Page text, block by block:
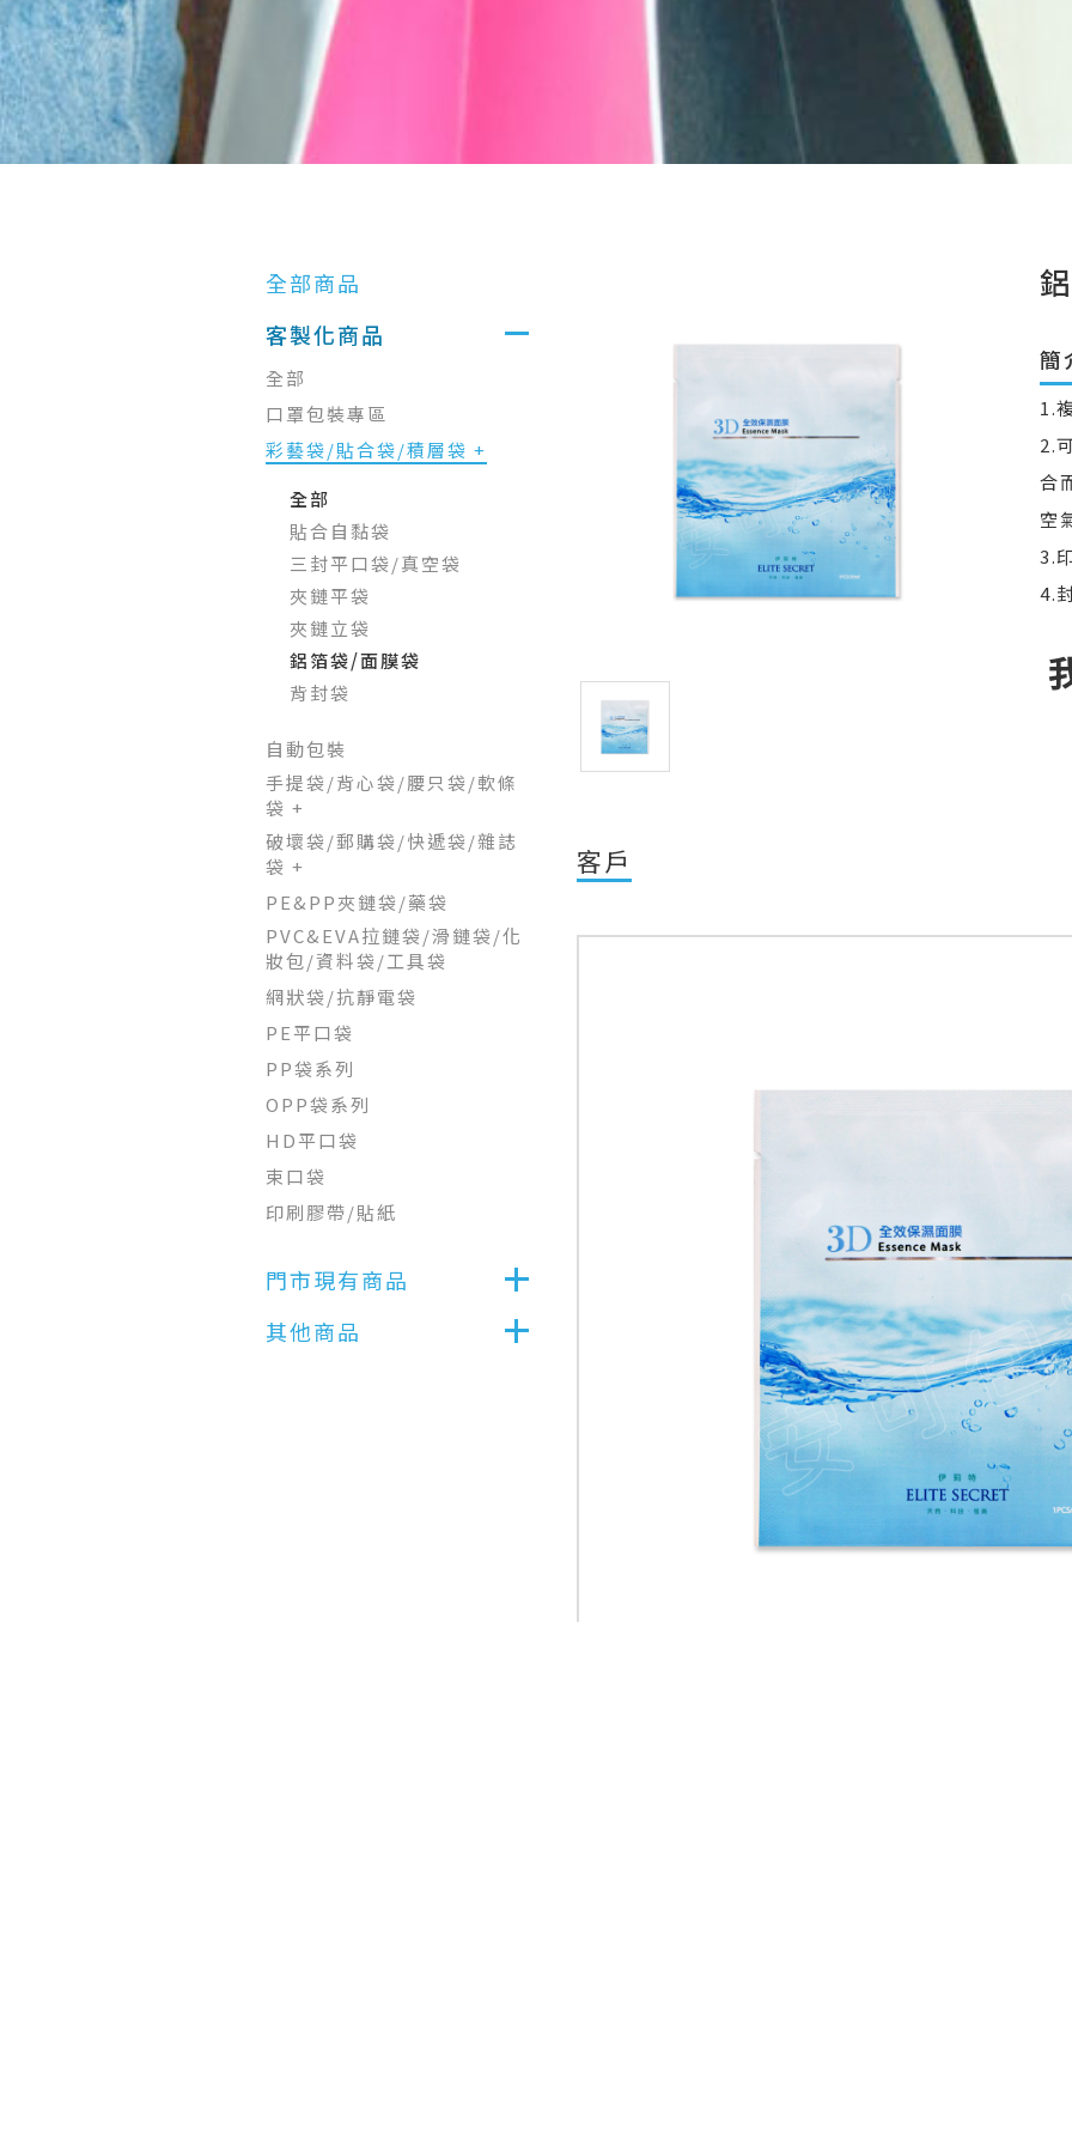
全部商品
客製化商品
全部
口罩包裝專區
彩藝袋/貼合袋/積層袋 +
全部
貼合自黏袋
三封平口袋/真空袋
夾鏈平袋
夾鏈立袋
鋁箔袋/面膜袋
背封袋
自動包裝
手提袋/背心袋/腰只袋/軟條
袋 +
破壞袋/郵購袋/快遞袋/雜誌
袋 +
PE&PP夾鏈袋/藥袋
PVC&EVA拉鏈袋/滑鏈袋/化
妝包/資料袋/工具袋
網狀袋/抗靜電袋
PE平口袋
PP袋系列
OPP袋系列
HD平口袋
束口袋
印刷膠帶/貼紙
門市現有商品
其他商品
簡
1.
2.
合
空
3.
4.
客戶